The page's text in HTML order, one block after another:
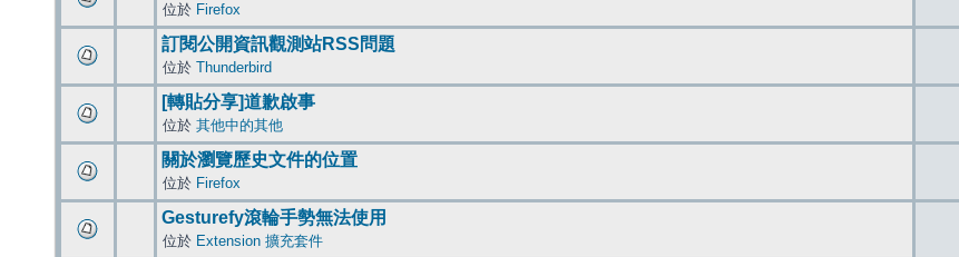
位於 Firefox
訂閱公開資訊觀測站RSS問題
位於 Thunderbird
[轉貼分享]道歉啟事
位於 其他中的其他
關於瀏覽歷史文件的位置
位於 Firefox
Gesturefy滾輪手勢無法使用
位於 Extension 擴充套件